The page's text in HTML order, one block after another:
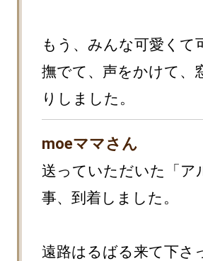
もう、みんな可愛くて
撫でて、声をかけて、
りしました。
moeママさん
送っていただいた「ア
事、到着しました。
遠路はるばる来て下さ